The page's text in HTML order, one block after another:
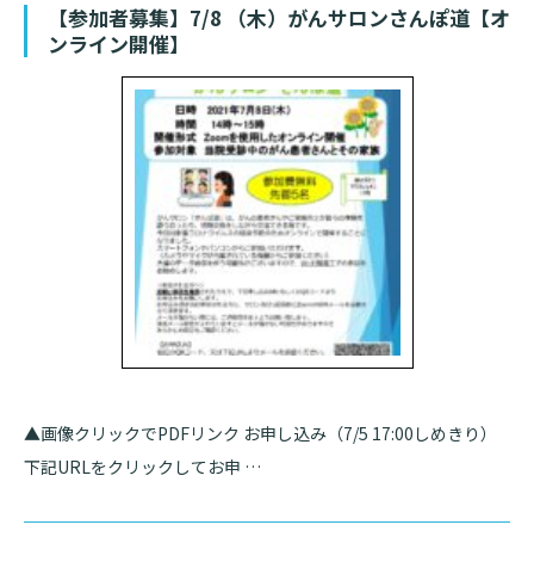
【参加者募集】7/8 （木）がんサロンさんぽ道【オ
ンライン開催】
▲画像クリックでPDFリンク お申し込み（7/5 17:00しめきり）
下記URLをクリックしてお申 …